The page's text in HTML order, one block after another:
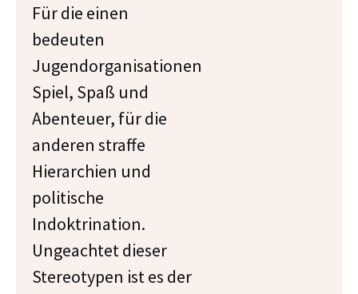
Für die einen
bedeuten
Jugendorganisationen
Spiel, Spaß und
Abenteuer, für die
anderen straffe
Hierarchien und
politische
Indoktrination.
Ungeachtet dieser
Stereotypen ist es der